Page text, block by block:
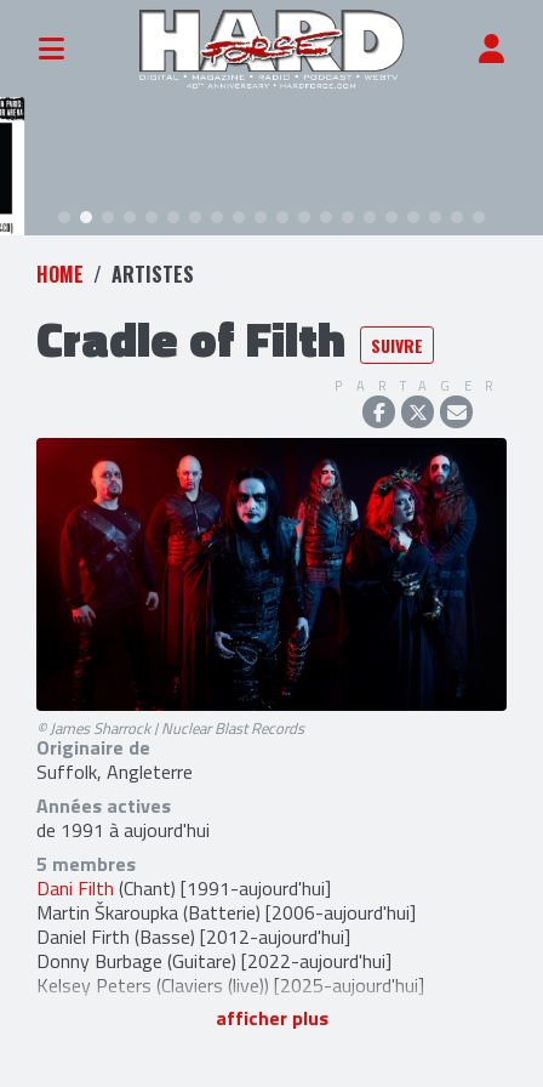
HOME ARTISTES
Cradle of Filth SUIVRE
PARTAGER
© James Sharrock | Nuclear Blast Records
Originaire de
Suffolk, Angleterre
Années actives
de 1991 à aujourd'hui
5 membres
Dani Filth (Chant) [1991-aujourd'hui]
Martin Škaroupka(Batterie) [2006-aujourd'hui]
Daniel Firth (Basse) [2012-aujourd'hui]
Donny Burbage (Guitare) [2022-aujourd'hui]
Kelsey Peters (Claviers (live)) [2025-aujourd'hui]
36 anciens membresafficher plus